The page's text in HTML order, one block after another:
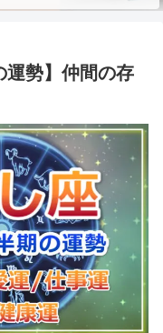
運勢】仲間の存